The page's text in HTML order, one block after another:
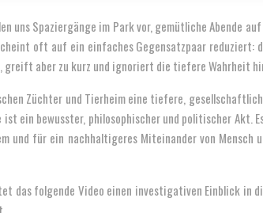
Spaziergänge im Park vor, gemütliche Abende
oft auf ein einfaches Gegensatzpaar reduziert:
aber zu kurz und ignoriert die tiefere Wahrheit
Züchter und Tierheim eine tiefere,
ein bewusster, philosophischer und politischer Akt.
und für ein nachhaltigeres Miteinander von
das folgende Video einen investigativen Einblick in